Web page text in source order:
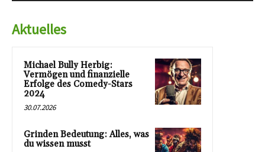
Aktuelles
Michael Bully Herbig:
Vermögen und finanzielle
Erfolge des Comedy-Stars
2024
30.07.2026
Grinden Bedeutung: Alles, was
du wissen musst